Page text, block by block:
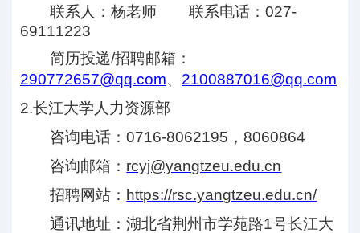
联系人：杨老师
联系电话：027-
69111223
简历投递/招聘邮箱：
290772657@qq.com、 2100887016@qq.com
2.长江大学人力资源部
咨询电话：0716-8062195 ，8060864
咨询邮箱： rcyj@yangtzeu.edu.cn
招聘网站： https://rsc.yangtzeu.edu.cn/
通讯地址：湖北省荆州市学苑路1号长江大